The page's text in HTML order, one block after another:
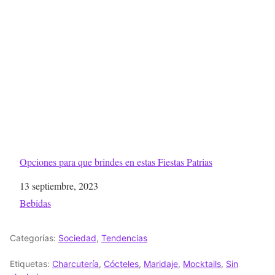
Opciones para que brindes en estas Fiestas Patrias
Fecha
13 septiembre, 2023
Respecto a
Bebidas
Categorías: Sociedad, Tendencias
Etiquetas: Charcutería, Cócteles, Maridaje, Mocktails, Sin